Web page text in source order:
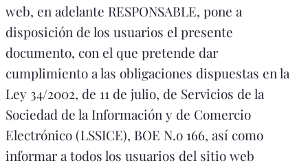
web, en adelante RESPONSABLE, pone a
disposición de los usuarios el presente
documento, con el que pretende dar
cumplimiento a las obligaciones dispuestas en la
Ley 34/2002, de 11 de julio, de Servicios de la
Sociedad de la Información y de Comercio
Electrónico (LSSICE), BOE N.o 166, así como
informar a todos los usuarios del sitio web